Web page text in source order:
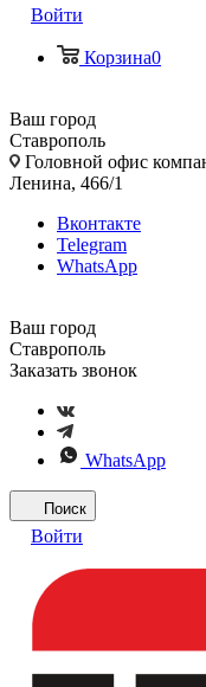
Войти
Корзина0
Ваш город
Ставрополь
Головной офис
Ленина, 466/1
Вконтакте
Telegram
WhatsApp
Ваш город
Ставрополь
Заказать звонок
WhatsApp
Поиск
Войти